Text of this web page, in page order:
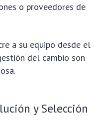
o proveedores de
a su equipo desde el
del cambio son
y Selección